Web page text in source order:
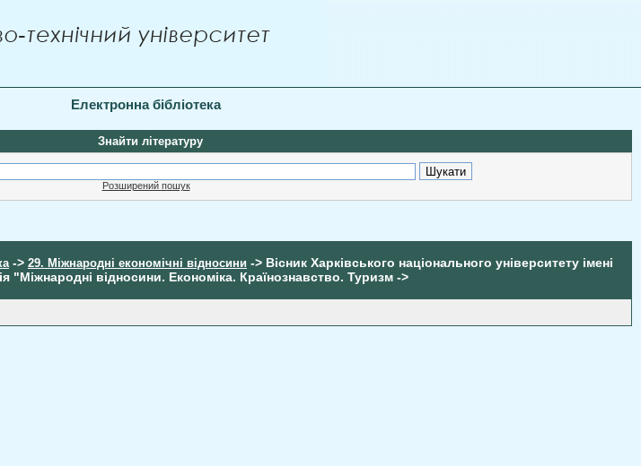
Електронна бібліотека
Знайти літературу
Розширений пошук
-> 29. Міжнародні економічні відносини -> Вісник Харківського національного університету імені
"Міжнародні відносини. Економіка. Країнознавство. Туризм ->